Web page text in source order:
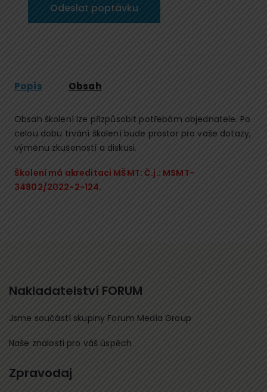
Popis Obsah
Obsah školení lze přizpůsobit potřebám objednatele. Po
celou dobu trvání školení bude prostor pro vaše dotazy,
výměnu zkušeností a diskusi.
Školení má akreditaci MŠMT: Č.j.: MSMT-
34802/2022-2-124.
Nakladatelství FORUM
Jsme součástí skupiny Forum Media Group
Naše znalosti pro váš úspěch
Zpravodaj